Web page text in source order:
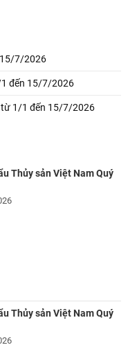
15/7/2026
1 đến 15/7/2026
từ 1/1 đến 15/7/2026
Thủy sản Việt Nam Quý
Thủy sản Việt Nam Quý